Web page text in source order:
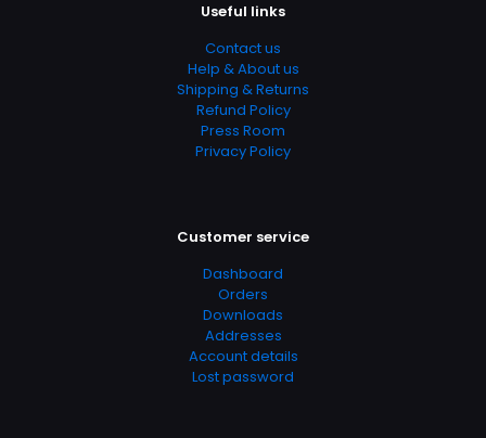
Useful links
Contact us
Help & About us
Shipping & Returns
Refund Policy
Press Room
Privacy Policy
Customer service
Dashboard
Orders
Downloads
Addresses
Account details
Lost password